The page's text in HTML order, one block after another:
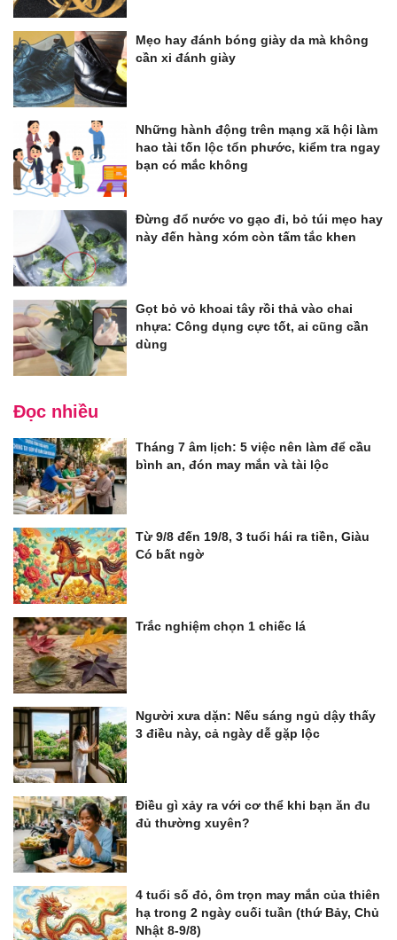
Mẹo hay đánh bóng giày da mà không
cần xi đánh giày
Những hành động trên mạng xã hội làm
hao tài tốn lộc tổn phước, kiểm tra ngay
bạn có mắc không
Đừng đổ nước vo gạo đi, bỏ túi mẹo hay
này đến hàng xóm còn tấm tắc khen
Gọt bỏ vỏ khoai tây rồi thả vào chai
nhựa: Công dụng cực tốt, ai cũng cần
dùng
Đọc nhiều
Tháng 7 âm lịch: 5 việc nên làm để cầu
bình an, đón may mắn và tài lộc
Từ 9/8 đến 19/8, 3 tuổi hái ra tiền, Giàu
Có bất ngờ
Trắc nghiệm chọn 1 chiếc lá
Người xưa dặn: Nếu sáng ngủ dậy thấy
3 điều này, cả ngày dễ gặp lộc
Điều gì xảy ra với cơ thể khi bạn ăn đu
đủ thường xuyên?
4 tuổi số đỏ, ôm trọn may mắn của thiên
hạ trong 2 ngày cuối tuần (thứ Bảy, Chủ
Nhật 8-9/8)